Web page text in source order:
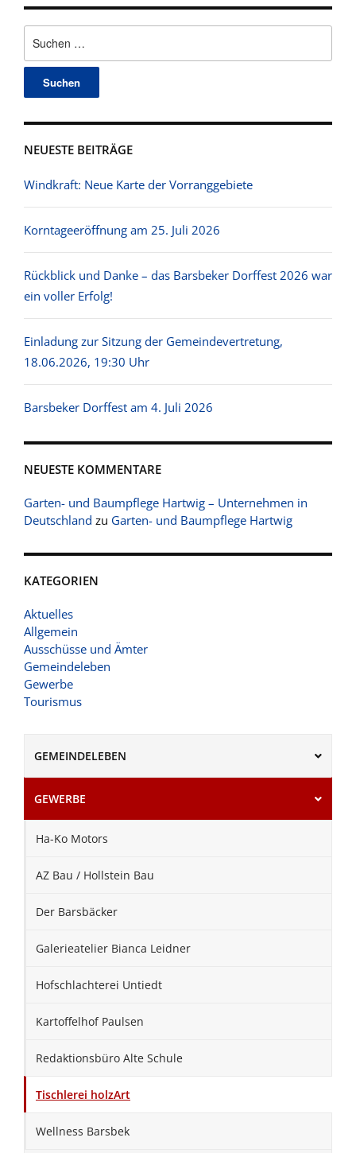
nach:
NEUESTE BEITRÄGE
Windkraft: Neue Karte der Vorranggebiete
Korntageeröffnung am 25. Juli 2026
Rückblick und Danke – das Barsbeker Dorffest 2026 war
ein voller Erfolg!
Einladung zur Sitzung der Gemeindevertretung,
18.06.2026, 19:30 Uhr
Barsbeker Dorffest am 4. Juli 2026
NEUESTE KOMMENTARE
Garten- und Baumpflege Hartwig – Unternehmen in
Deutschland zu Garten- und Baumpflege Hartwig
KATEGORIEN
Aktuelles
Allgemein
Ausschüsse und Ämter
Gemeindeleben
Gewerbe
Tourismus
GEMEINDELEBEN
GEWERBE
Ha-Ko Motors
AZ Bau / Hollstein Bau
Der Barsbäcker
Galerieatelier Bianca Leidner
Hofschlachterei Untiedt
Kartoffelhof Paulsen
Redaktionsbüro Alte Schule
Tischlerei holzArt
Wellness Barsbek